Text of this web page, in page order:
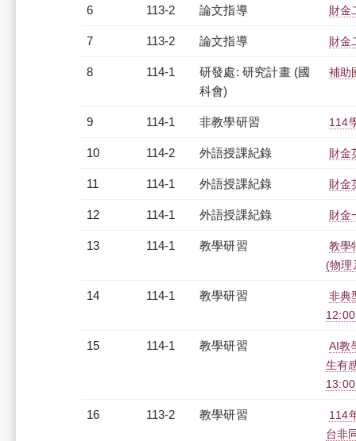
6 113-2 論文指導 財金
7 113-2 論文指導 財金
8 114-1
研發處: 研究計畫 (國
科會)
補助
9 114-1 非教學研習 114
10 114-2 外語授課紀錄 財金
11 114-1 外語授課紀錄 財金
12 114-1 外語授課紀錄 財金
13 114-1 教學研習
教學
(物理
14 114-1 教學研習
非典
15 114-1 教學研習
AI教
生有
16 113-2 教學研習
114
台非